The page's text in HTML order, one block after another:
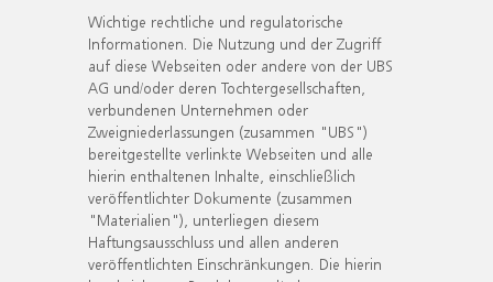
Wichtige rechtliche und regulatorische
Informationen. Die Nutzung und der Zugriff
auf diese Webseiten oder andere von der UBS
AG und/oder deren Tochtergesellschaften,
verbundenen Unternehmen oder
Zweigniederlassungen (zusammen "UBS")
bereitgestellte verlinkte Webseiten und alle
hierin enthaltenen Inhalte, einschließlich
veröffentlichter Dokumente (zusammen
"Materialien"), unterliegen diesem
Haftungsausschluss und allen anderen
veröffentlichten Einschränkungen. Die hierin